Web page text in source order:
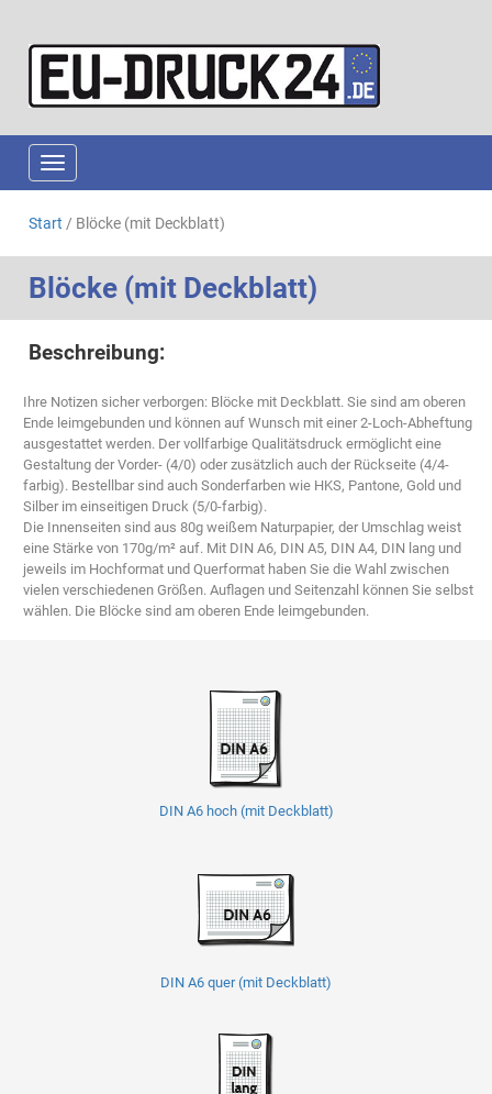
Navigation ein-/ausblenden
Start / Blöcke (mit Deckblatt)
Blöcke (mit Deckblatt)
Beschreibung:
Ihre Notizen sicher verborgen: Blöcke mit Deckblatt. Sie sind am oberen
Ende leimgebunden und können auf Wunsch mit einer 2-Loch-Abheftung
ausgestattet werden. Der vollfarbige Qualitätsdruck ermöglicht eine
Gestaltung der Vorder- (4/0) oder zusätzlich auch der Rückseite (4/4-
farbig). Bestellbar sind auch Sonderfarben wie HKS, Pantone, Gold und
Silber im einseitigen Druck (5/0-farbig).
Die Innenseiten sind aus 80g weißem Naturpapier, der Umschlag weist
eine Stärke von 170g/m² auf. Mit DIN A6, DIN A5, DIN A4, DIN lang und
jeweils im Hochformat und Querformat haben Sie die Wahl zwischen
vielen verschiedenen Größen. Auflagen und Seitenzahl können Sie selbst
wählen. Die Blöcke sind am oberen Ende leimgebunden.
DIN A6 hoch (mit Deckblatt)
DIN A6 quer (mit Deckblatt)